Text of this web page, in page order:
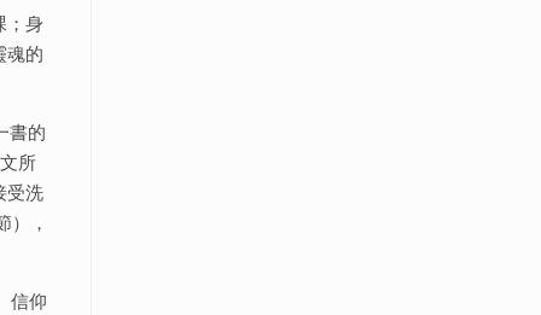
；身
魂的
書的
所
受洗
），
信仰